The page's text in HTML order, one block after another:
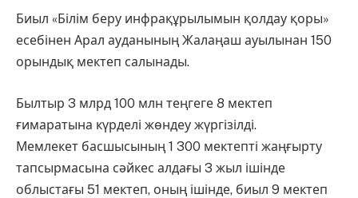
Биыл «Білім беру инфрақұрылымын қолдау қоры»
есебінен Арал ауданының Жалаңаш ауылынан 150
орындық мектеп салынады.
Былтыр 3 млрд 100 млн теңгеге 8 мектеп
ғимаратына күрделі жөндеу жүргізілді.
Мемлекет басшысының 1 300 мектепті жаңғырту
тапсырмасына сәйкес алдағы 3 жыл ішінде
облыстағы 51 мектеп, оның ішінде, биыл 9 мектеп